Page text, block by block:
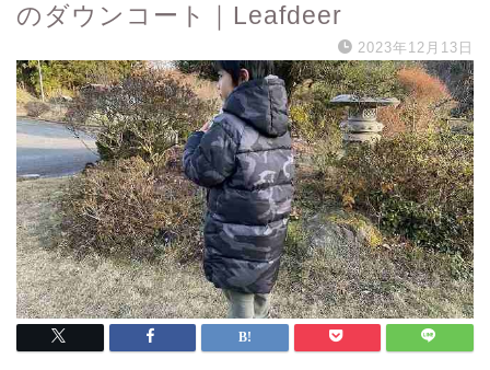
のダウンコート｜Leafdeer
2023年12月13日